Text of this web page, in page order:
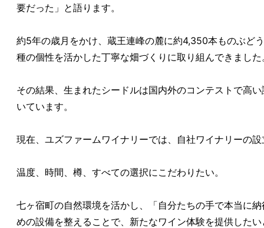
要だった」と語ります。
約5年の歳月をかけ、蔵王連峰の麓に約4,350本ものぶど
種の個性を活かした丁寧な畑づくりに取り組んできました
その結果、生まれたシードルは国内外のコンテストで高
いています。
現在、ユズファームワイナリーでは、自社ワイナリーの
温度、時間、樽、すべての選択にこだわりたい。
七ヶ宿町の自然環境を活かし、「自分たちの手で本当に
めの設備を整えることで、新たなワイン体験を提供した